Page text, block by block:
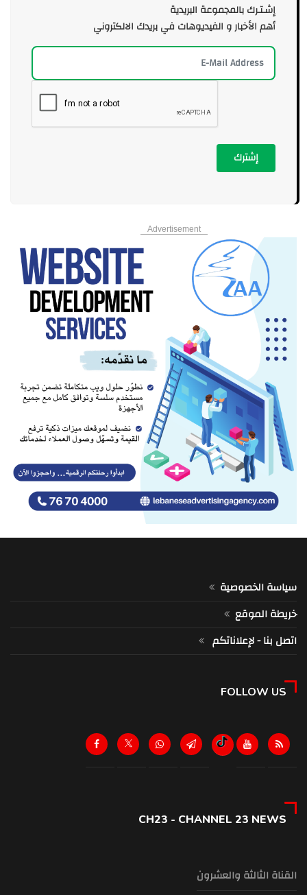
إشـتـرك بالمجموعة البريدية
أهم الأخبار و الفيديوهات في بريدك الالكتروني
إشترك
Advertisement
سياسة الخصوصية
خريطة الموقع
اتصل بنا - لإعلاناتكم
FOLLOW US
CH23 - CHANNEL 23 NEWS
القناة الثالثة والعشرون